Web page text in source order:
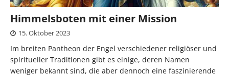
Himmelsboten mit einer Mission
15. Oktober 2023
Im breiten Pantheon der Engel verschiedener religiöser und
spiritueller Traditionen gibt es einige, deren Namen
weniger bekannt sind, die aber dennoch eine faszinierende